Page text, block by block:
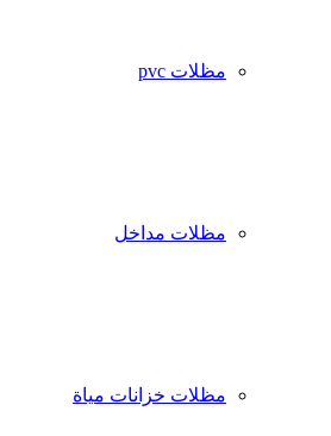
مظلات pvc
مظلات مداخل
مظلات خزانات مياة